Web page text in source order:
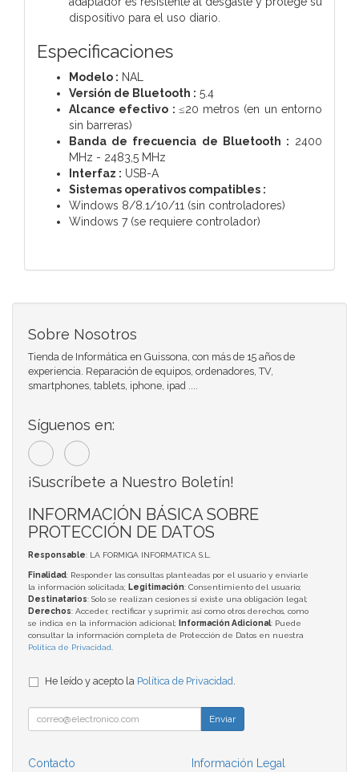
dispositivo para el uso diario.
Especificaciones
Modelo : NAL
Versión de Bluetooth : 5.4
Alcance efectivo : ≤20 metros (en un entorno
sin barreras)
Banda de frecuencia de Bluetooth : 2400
MHz - 2483,5 MHz
Interfaz : USB-A
Sistemas operativos compatibles :
Windows 8/8.1/10/11 (sin controladores)
Windows 7 (se requiere controlador)
Sobre Nosotros
Tienda de Informática en Guissona, con más de 15 años de
experiencia. Reparación de equipos, ordenadores, TV,
smartphones, tablets, iphone, ipad ....
Síguenos en:
¡Suscríbete a Nuestro Boletín!
INFORMACIÓN BÁSICA SOBRE
PROTECCIÓN DE DATOS
Responsable: LA FORMIGA INFORMATICA S.L.
Finalidad: Responder las consultas planteadas por el usuario y enviarle
la información solicitada; Legitimación: Consentimiento del usuario;
Destinatarios: Solo se realizan cesiones si existe una obligación legal;
Derechos: Acceder, rectificar y suprimir, así como otros derechos, como
se indica en la información adicional;
Información Adicional: Puede
consultar la información completa de Protección de Datos en nuestra
Política de Privacidad
He leído y acepto la Política de Privacidad
Enviar
Contacto Información Legal